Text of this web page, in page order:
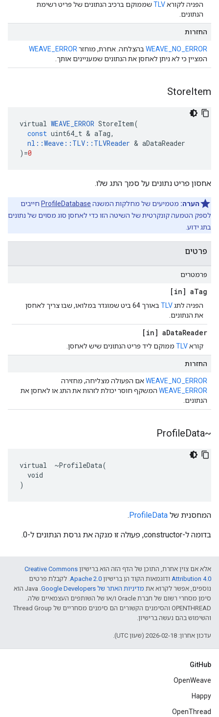
הפניה לקוראTLV שממוקם ברכיב הנתונים של פריט רשימת
הנתונים.
החזרות
WEAVE_NO_ERROR בהצלחה. אחרת, מוחזר WEAVE_ERROR
המציין כי לא ניתן לאחסן את הנתונים שמעניינים אותך.
StoreItem
virtual WEAVE_ERROR StoreItem(
const uint64_t & aTag,
nl ::Weave :: TLV :: TLVReader & aDataReader
) =0
אחסון פריט נתונים על סמך התג שלו.
הערה: מטמיעים של מחלקות המשנה ProfileDatabase חייבים
לספק הטמעה קונקרטית של השיטה הזו כדי לאחסן סוג מסוים של נתונים
בתג ידוע.
פרטים
פרמטרים
[in] aTag
הפניה לתג TLV
באורך 64 ביט שמוגדר במלואו, שבו צריך לאחסן
את הנתונים.
[in] aDataReader
קוראTLV ממוקם ליד פריט הנתונים שיש לאחסן.
החזרות
WEAVE_NO_ERRORאם הפעולה מצליחה, מחזירה
WEAVE_ERROR המשקף חוסר יכולת לזהות את התג או לאחסן את
הנתונים.
~Profile
Data
virtual  ~ProfileData(
  void
)
המחסנית של ProfileData
.
בדומה ל-constructor, פעולה זו מנקה את גרסת הנתונים ל-0.
אלא אם צוין אחרת, התוכן של הדף הזה הוא ברישיון Creative Commons
Attribution 4.0‏ ודוגמאות הקוד הן ברישיון Apache 2.0‏. לקבלת פרטים
נוספים, אפשר לקרוא את מדיניות האתר של Google Developers‏
.‏ Java הוא
סימן מסחרי רשום של חברת Oracle ו/או של השותפים העצמאיים שלה.
‫OPENTHREAD והסימנים הקשורים הם סימנים מסחריים של Thread Group
והשימוש בהם נעשה ברישיון.
עדכון אחרון: 2026-02-18 (שעון UTC).
GitHub
OpenWeave
Happy
OpenThread